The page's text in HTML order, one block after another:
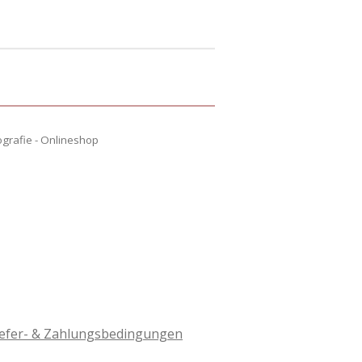
- Onlineshop
& Zahlungsbedingungen